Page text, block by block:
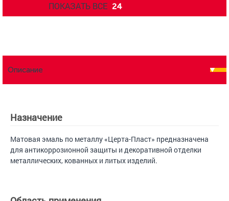
ПОКАЗАТЬ ВСЕ 24
Описание
Назначение
Матовая эмаль по металлу «Церта-Пласт» предназначена
для антикоррозионной защиты и декоративной отделки
металлических, кованных и литых изделий.